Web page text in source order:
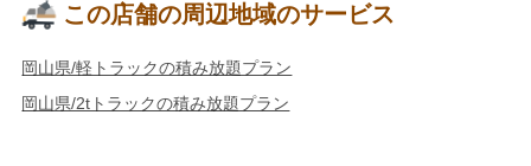
この店舗の周辺地域のサービス
岡山県/軽トラックの積み放題プラン
岡山県/2tトラックの積み放題プラン